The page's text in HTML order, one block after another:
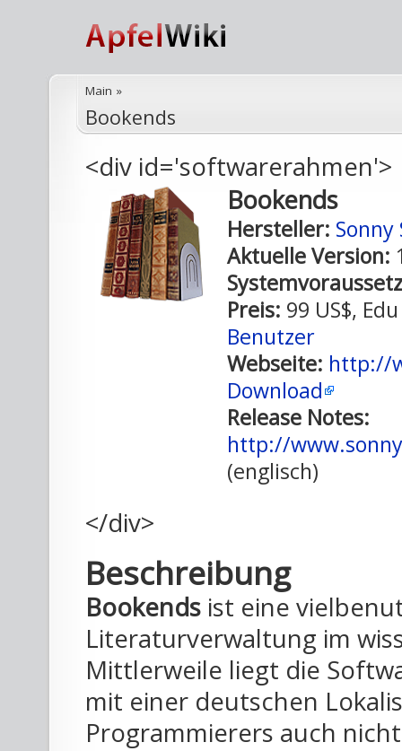
Main »
Bookends
<div id='softwarerahmen'>
Bookends
Hersteller:
Aktuelle Version:
Preis: 99 US$,
Benutzer
Webseite: http://
Download
Release Notes:
http://
(englisch)
</div>
Beschreibung
Bookends ist eine
Literaturverwaltung im
Mittlerweile liegt die
mit einer deutschen
Programmierers auch